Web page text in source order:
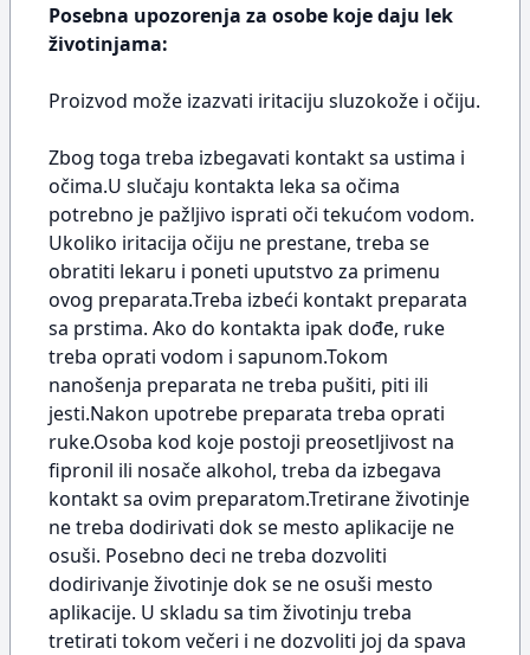
Posebna upozorenja za osobe koje daju lek
životinjama:
Proizvod može izazvati iritaciju sluzokože i očiju.
Zbog toga treba izbegavati kontakt sa ustima i
očima.U slučaju kontakta leka sa očima
potrebno je pažljivo isprati oči tekućom vodom.
Ukoliko iritacija očiju ne prestane, treba se
obratiti lekaru i poneti uputstvo za primenu
ovog preparata.Treba izbeći kontakt preparata
sa prstima. Ako do kontakta ipak dođe, ruke
treba oprati vodom i sapunom.Tokom
nanošenja preparata ne treba pušiti, piti ili
jesti.Nakon upotrebe preparata treba oprati
ruke.Osoba kod koje postoji preosetljivost na
fipronil ili nosače alkohol, treba da izbegava
kontakt sa ovim preparatom.Tretirane životinje
ne treba dodirivati dok se mesto aplikacije ne
osuši. Posebno deci ne treba dozvoliti
dodirivanje životinje dok se ne osuši mesto
aplikacije. U skladu sa tim životinju treba
tretirati tokom večeri i ne dozvoliti joj da spava